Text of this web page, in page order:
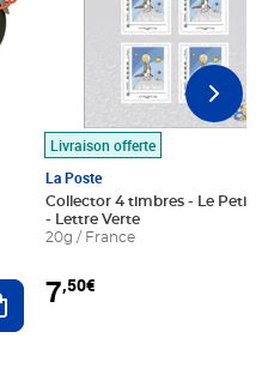
Ajouter au panier
Livraison offerte
La Poste
Collector 4 timbres - Le Petit
- Lettre Verte
20g / France
7,50€